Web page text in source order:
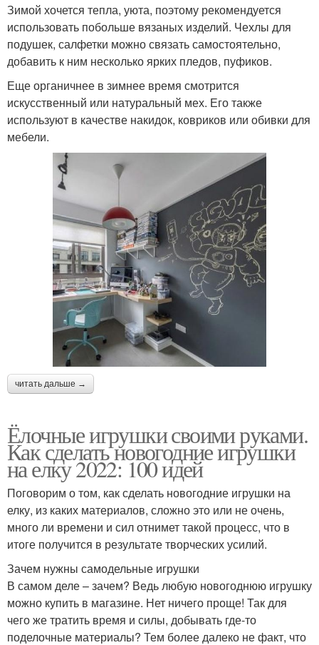
Зимой хочется тепла, уюта, поэтому рекомендуется
использовать побольше вязаных изделий. Чехлы для
подушек, салфетки можно связать самостоятельно,
добавить к ним несколько ярких пледов, пуфиков.
Еще органичнее в зимнее время смотрится
искусственный или натуральный мех. Его также
используют в качестве накидок, ковриков или обивки для
мебели.
читать дальше →
Ёлочные игрушки своими руками.
Как сделать новогодние игрушки
на елку 2022: 100 идей
Поговорим о том, как сделать новогодние игрушки на
елку, из каких материалов, сложно это или не очень,
много ли времени и сил отнимет такой процесс, что в
итоге получится в результате творческих усилий.
Зачем нужны самодельные игрушки
В самом деле – зачем? Ведь любую новогоднюю игрушку
можно купить в магазине. Нет ничего проще! Так для
чего же тратить время и силы, добывать где-то
поделочные материалы? Тем более далеко не факт, что